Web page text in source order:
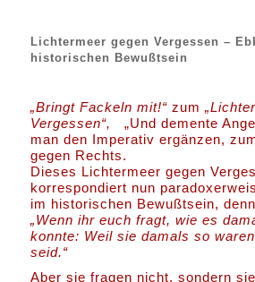
Lichtermeer gegen Vergessen –
historischen Bewußtsein
„Bringt Fackeln mit!“ zum„
Vergessen“,„Und demente
man den Imperativ ergänzen,
gegen Rechts.
Dieses Lichtermeer gegen
korrespondiert nun
im historischen Bewußtsein,
„Wenn ihr euch fragt, wie es
konnte: Weil sie damals so
seid.“
Aber sie fragen nicht, sondern